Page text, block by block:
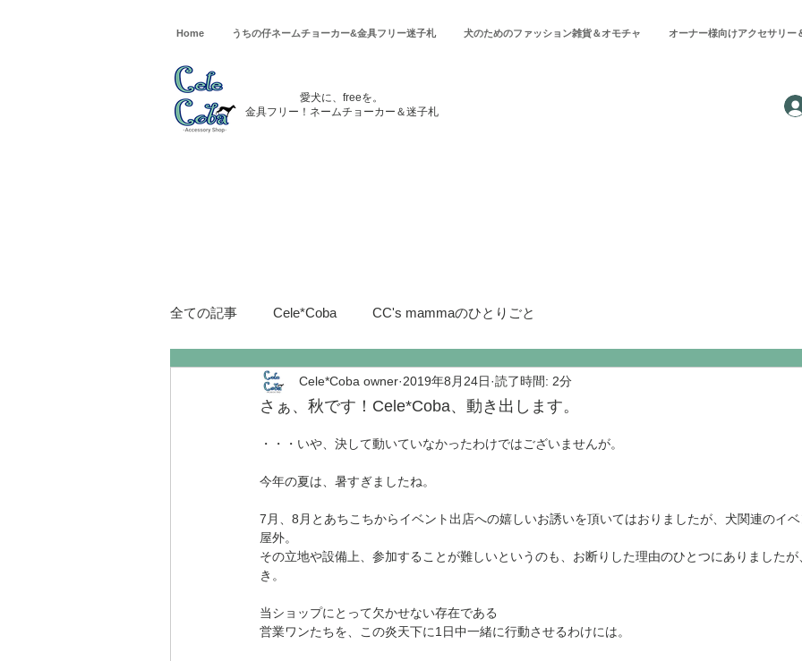
Home うちの仔ネームチョーカー&金具フリー迷子札 犬のためのファッション雑貨＆オモチャ オーナー様向けアクセサリー
愛犬に、freeを。
金具フリー！ネームチョーカー＆迷子札
全ての記事 Cele*Coba CC's mammaのひとりごと
さぁ、秋です！Cele*Coba、動き出します。
Cele*Coba owner 2019年8月24日 読了時間: 2分
・・・いや、決して動いていなかったわけではございませんが。
今年の夏は、暑すぎましたね。
7月、8月とあちこちからイベント出店への嬉しいお誘いを頂いてはおりましたが、犬関連のイ
屋外。
その立地や設備上、参加することが難しいというのも、お断りした理由のひとつにありました
き。
当ショップにとって欠かせない存在である
営業ワンたちを、この炎天下に1日中一緒に行動させるわけには。